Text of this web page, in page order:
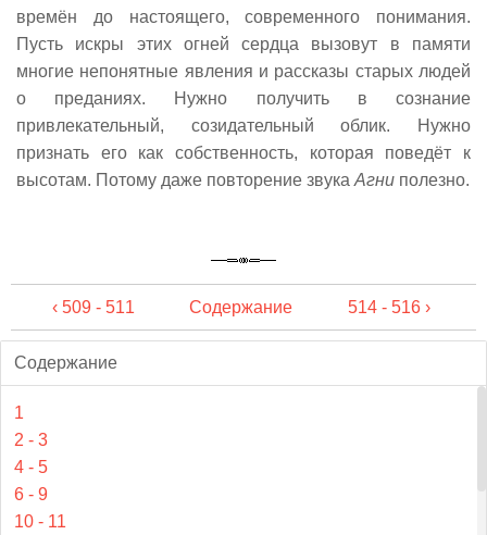
времён до настоящего, современного понимания.
Пусть искры этих огней сердца вызовут в памяти
многие непонятные явления и рассказы старых людей
о преданиях. Нужно получить в сознание
привлекательный, созидательный облик. Нужно
признать его как собственность, которая поведёт к
высотам. Потому даже повторение звука Агни полезно.
‹ 509 - 511 Содержание 514 - 516 ›
Содержание
1
2 - 3
4 - 5
6 - 9
10 - 11